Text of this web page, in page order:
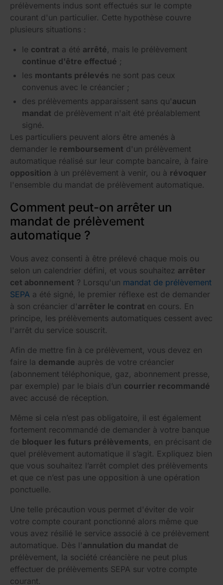
prélèvements indus sont effectués sur le compte
courant d'un particulier. Cette hypothèse couvre
plusieurs situations :
le contrat a été arrêté, mais le prélèvement
continue d'être effectué ;
les montants prélevés ne sont pas ceux
convenus avec le créancier ;
des prélèvements apparaissent sans qu'aucun
mandat de prélèvement n'ait été préalablement
signé.
Les particuliers peuvent alors être amenés à
demander le remboursement d'un prélèvement
automatique réalisé sur leur compte bancaire, à faire
opposition à un prélèvement à venir, ou à révoquer
l'ensemble du mandat de prélèvement automatique.
Comment peut-on arrêter un
mandat de prélèvement
automatique ?
Vous avez consenti à être prélevé chaque mois ou
selon un calendrier défini, et vous souhaitez arrêter
cet abonnement ? Lorsqu'un mandat de prélèvement
SEPA a été signé, le premier réflexe est de demander
à son créancier d'arrêter le contrat en cours. En
principe, les prélèvements automatiques cessent avec
l'arrêt du service souscrit.
Afin de mettre fin à ce prélèvement, vous devez en
faire la demande auprès de votre créancier
(abonnement téléphonique, gaz, abonnement presse,
par exemple) par le biais d’un courrier recommandé
avec accusé de réception.
Même si cela n’est pas obligatoire, il est également
fortement recommandé de demander à votre banque
de bloquer les futurs prélèvements, en précisant de
quel prélèvement automatique il s’agit. Expliquez bien
que vous souhaitez l’arrêt complet des prélèvements
et que ce n’est pas une opposition à une opération
ponctuelle.
Une telle précaution vous permet d'éviter de voir
votre compte courant ponctionné alors même que
vous avez résilié le service associé à ce prélèvement
automatique. Dès l'annulation du mandat de
prélèvement, la société créancière ne peut plus
effectuer de prélèvements SEPA sur votre compte
courant.